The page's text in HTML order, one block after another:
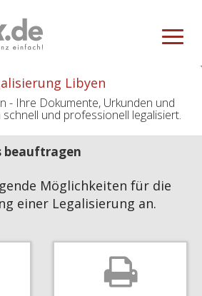
Toggle
Libyen
- Ihre Dokumente, Urkunden und
und professionell legalisiert.
beauftragen
Möglichkeiten für die
einer Legalisierung an.